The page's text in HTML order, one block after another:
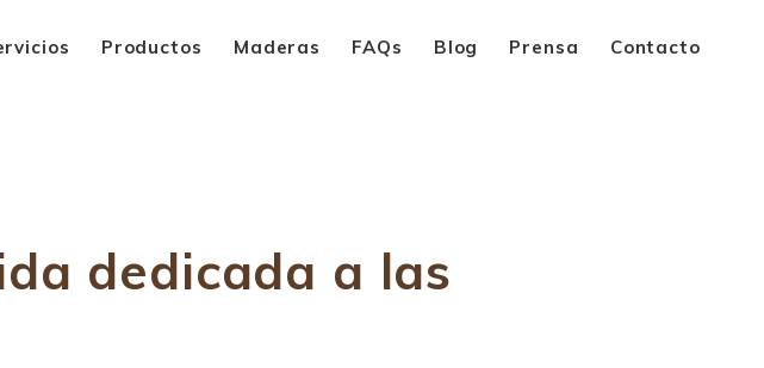
Productos Maderas FAQs Blog Prensa Contacto
dedicada a las